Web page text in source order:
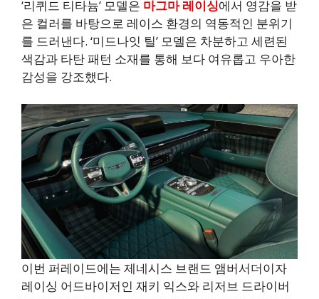
‘리퀴드 티타늄’ 모델은 마그마 레이싱에서 영감을 받
은 컬러를 바탕으로 레이스 환경의 역동적인 분위기
를 드러낸다. ‘미드나잇 틸’ 모델은 차분하고 세련된
색감과 타탄 패턴 소재를 통해 보다 여유롭고 우아한
감성을 강조했다.
이번 퍼레이드에는 제네시스 브랜드 앰버서더이자
레이싱 어드바이저인 재키 익스와 리저브 드라이버